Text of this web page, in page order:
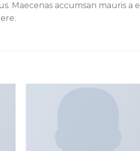
Maecenas accumsan mauris